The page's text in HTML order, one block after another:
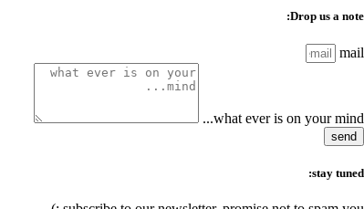
Drop us a note:
mail
what ever is on your mind...
send
stay tuned: